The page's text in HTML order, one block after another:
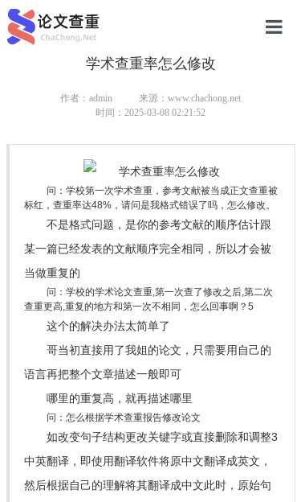
研究生论
硕士论文
学术查重率怎么修改
作者：admin
来源：www.chachong.net
时间：2025-03-08 02:21:52
问：学校第一次学术查重，参考文献被当成正文查重被
标红，查重率达48%，请问是我格式错误了吗，怎么修改。
不是格式问题，是你的参考文献的顺序估计跟
某一篇已经发表的文献顺序完全相同，所以才会被
当做重复的
问：学校的学术论文查重,第一次查了修改之后,第二次
查重更高,重复的地方和第一次不相同，怎么回事啊？5
这个的解决办法太简单了
哥当初直接用了我姐的论文，只需要用自己的
语言再把整个文章描述一般即可
哪里的重复高，就再描述哪里
问：怎么根据学术查重报告修改论文
如改变句子结构更改关键字或直接删除和调整3
中英翻译，即使用翻译软件将原中文翻译成英文，
然后根据自己的理解将其翻译成中文此时，原始句